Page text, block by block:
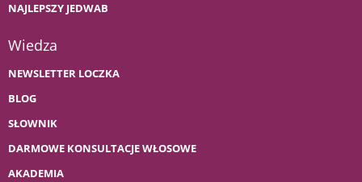
NAJLEPSZY JEDWAB
Wiedza
NEWSLETTER LOCZKA
BLOG
SŁOWNIK
DARMOWE KONSULTACJE WŁOSOWE
AKADEMIA